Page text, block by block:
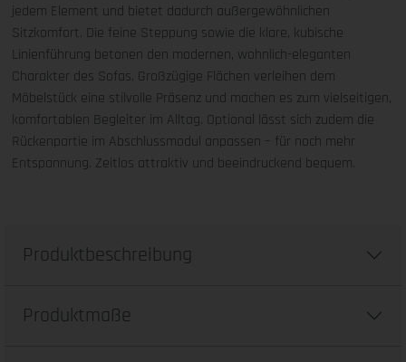
jedem Element und bietet dadurch außergewöhnlichen
Sitzkomfort. Die feine Steppung sowie die klare, kubische
Linienführung betonen den modernen, wohnlich-eleganten
Charakter des Sofas. Großzügige Flächen verleihen dem
Möbelstück eine stilvolle Präsenz und machen es zum vielseitigen,
komfortablen Begleiter im Alltag. Optional lässt sich zudem die
Rückenpartie im Abschlussmodul anpassen – für noch mehr
Entspannung. Zeitlos attraktiv und beeindruckend bequem.
Produktbeschreibung
Produktmaße